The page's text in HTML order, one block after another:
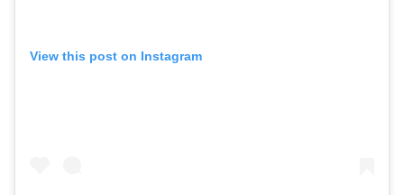
View this post on Instagram